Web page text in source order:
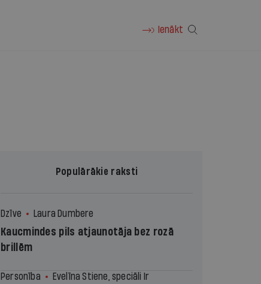
Ienākt
Populārākie raksti
Dzīve Laura Dumbere
Kaucmindes pils atjaunotāja bez rozā
brillēm
Personība Evelīna Stiene, speciāli Ir